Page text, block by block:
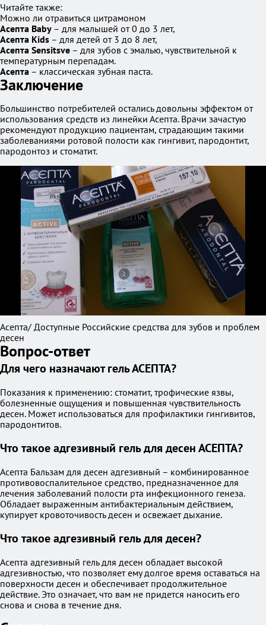
Читайте также:
Можно ли отравиться цитрамоном
Асепта Baby – для малышей от 0 до 3 лет,
Асепта Kids – для детей от 3 до 8 лет,
Асепта Sensitsve – для зубов с эмалью, чувствительной к
температурным перепадам.
Асепта – классическая зубная паста.
Заключение
Большинство потребителей остались довольны эффектом от
использования средств из линейки Асепта. Врачи зачастую
рекомендуют продукцию пациентам, страдающим такими
заболеваниями ротовой полости как гингивит, пародонтит,
пародонтоз и стоматит.
Асепта/ Доступные Российские средства для зубов и проблем
десен
Вопрос-ответ
Для чего назначают гель АСЕПТА?
Показания к применению: стоматит, трофические язвы,
болезненные ощущения и повышенная чувствительность
десен. Может использоваться для профилактики гингивитов,
пародонтитов.
Что такое адгезивный гель для десен АСЕПТА?
Асепта Бальзам для десен адгезивный – комбинированное
противовоспалительное средство, предназначенное для
лечения заболеваний полости рта инфекционного генеза.
Обладает выраженным антибактериальным действием,
купирует кровоточивость десен и освежает дыхание.
Что такое адгезивный гель для десен?
Асепта адгезивный гель для десен обладает высокой
адгезивностью, что позволяет ему долгое время оставаться на
поверхности десен и обеспечивает продолжительное
действие. Это означает, что вам не придется наносить его
снова и снова в течение дня.